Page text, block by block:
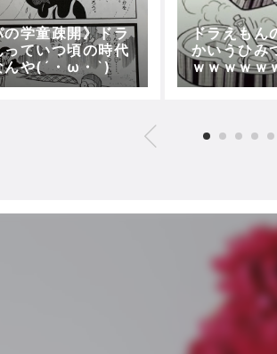
の学童疎開》ドラ
っていつ頃の時代
んや(´・ω・`)
ドラえもん
かいうひみ
ｗｗｗｗｗ